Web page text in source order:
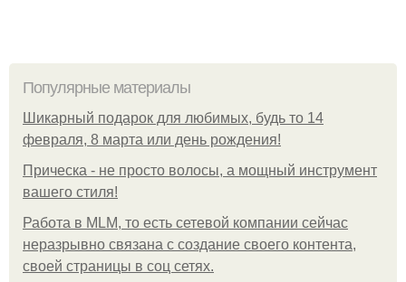
Популярные материалы
Шикарный подарок для любимых, будь то 14
февраля, 8 марта или день рождения!
Прическа - не просто волосы, а мощный инструмент
вашего стиля!
Работа в MLM, то есть сетевой компании сейчас
неразрывно связана с создание своего контента,
своей страницы в соц сетях.